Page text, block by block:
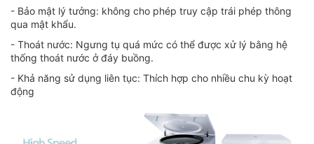
- Bảo mật lý tưởng: không cho phép truy cập trái phép thông
qua mật khẩu.
- Thoát nước: Ngưng tụ quá mức có thể được xử lý bằng hệ
thống thoát nước ở đáy buồng.
- Khả năng sử dụng liên tục: Thích hợp cho nhiều chu kỳ hoạt
động